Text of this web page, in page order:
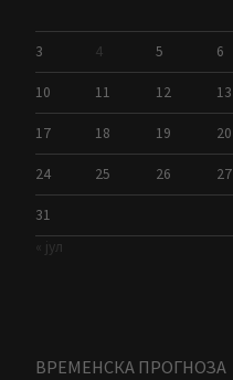
3 4 5 6
10 11 12 13
17 18 19 20
24 25 26 27
31
« јул
ВРЕМЕНСКА ПРОГНОЗА